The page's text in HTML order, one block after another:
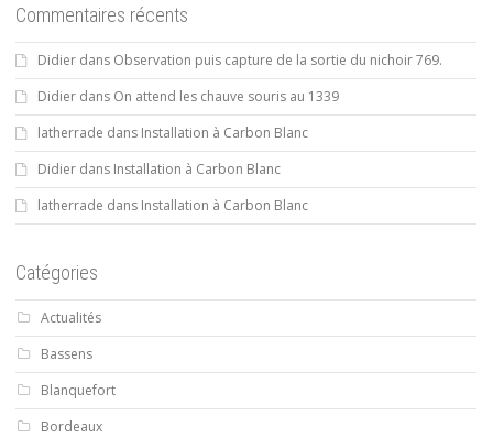
Commentaires récents
Didier dans Observation puis capture de la sortie du nichoir 769.
Didier dans On attend les chauve souris au 1339
latherrade dans Installation à Carbon Blanc
Didier dans Installation à Carbon Blanc
latherrade dans Installation à Carbon Blanc
Catégories
Actualités
Bassens
Blanquefort
Bordeaux